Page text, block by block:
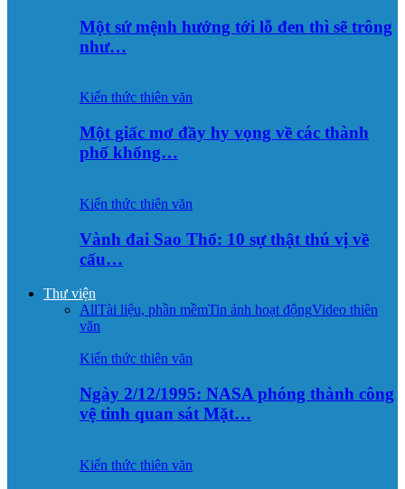
Một sứ mệnh hướng tới lỗ đen thì sẽ trông
như…
Kiến thức thiên văn
Một giấc mơ đầy hy vọng về các thành
phố khổng…
Kiến thức thiên văn
Vành đai Sao Thổ: 10 sự thật thú vị về
cấu…
Thư viện
AllTài liệu, phần mềmTin ảnh hoạt độngVideo thiên
văn
Kiến thức thiên văn
Ngày 2/12/1995: NASA phóng thành công
vệ tinh quan sát Mặt…
Kiến thức thiên văn